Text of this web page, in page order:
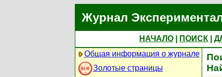
Журнал
НАЧАЛО ПОИСК
Общая информация о журнале
Золотые страницы